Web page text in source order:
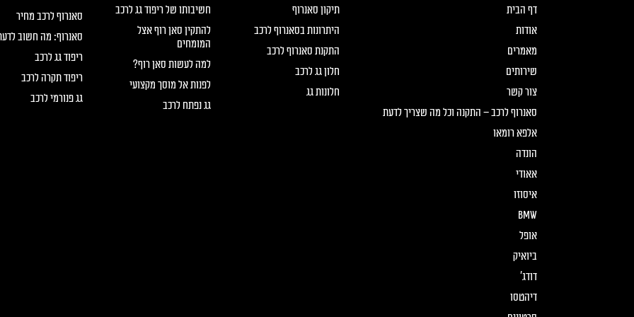
דף הבית
אודות
מאמרים
שירותים
צור קשר
סאנרוף לרכב – התקנה וכל מה שצריך לדעת
אלפא רומאו
הונדה
אאודי
איסוזו
BMW
אופל
ביואיק
דודג'
דיהטסו
תיקון סאנרוף
היתרונות בסאנרוף לרכב
התקנת סאנרוף לרכב
חלון גג לרכב
חלונות גג
חשיבותו של ריפוד גג לרכב
להתקין סאן רוף אצל
המומחים
למה לעשות סאן רוף?
לפנות אל מוסך מקצועי
גג נפתח לרכב
סאנרוף לרכב מחיר
סאנרוף: מה חשוב
ריפוד גג לרכב
ריפוד תקרה לרכב
גג פנורמי לרכב